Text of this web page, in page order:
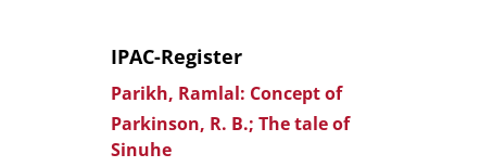
IPAC-Register
Parikh, Ramlal: Concept of
Parkinson, R. B.; The tale of
Sinuhe